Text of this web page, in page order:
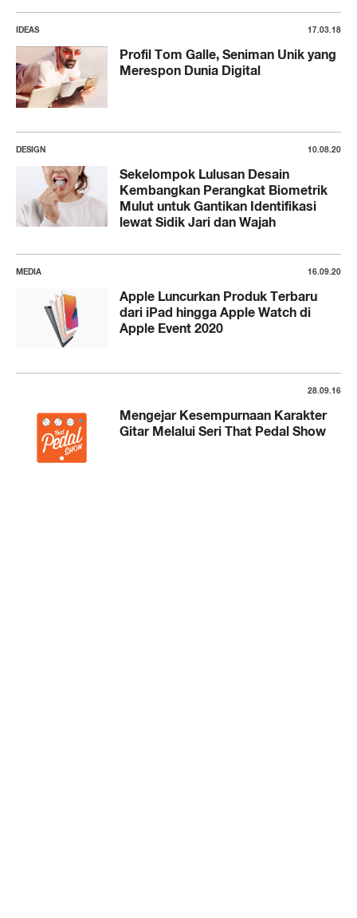
IDEAS 17.03.18
Profil Tom Galle, Seniman Unik yang
Merespon Dunia Digital
DESIGN 10.08.20
Sekelompok Lulusan Desain
Kembangkan Perangkat Biometrik
Mulut untuk Gantikan Identifikasi
lewat Sidik Jari dan Wajah
MEDIA 16.09.20
Apple Luncurkan Produk Terbaru
dari iPad hingga Apple Watch di
Apple Event 2020
28.09.16
Mengejar Kesempurnaan Karakter
Gitar Melalui Seri That Pedal Show